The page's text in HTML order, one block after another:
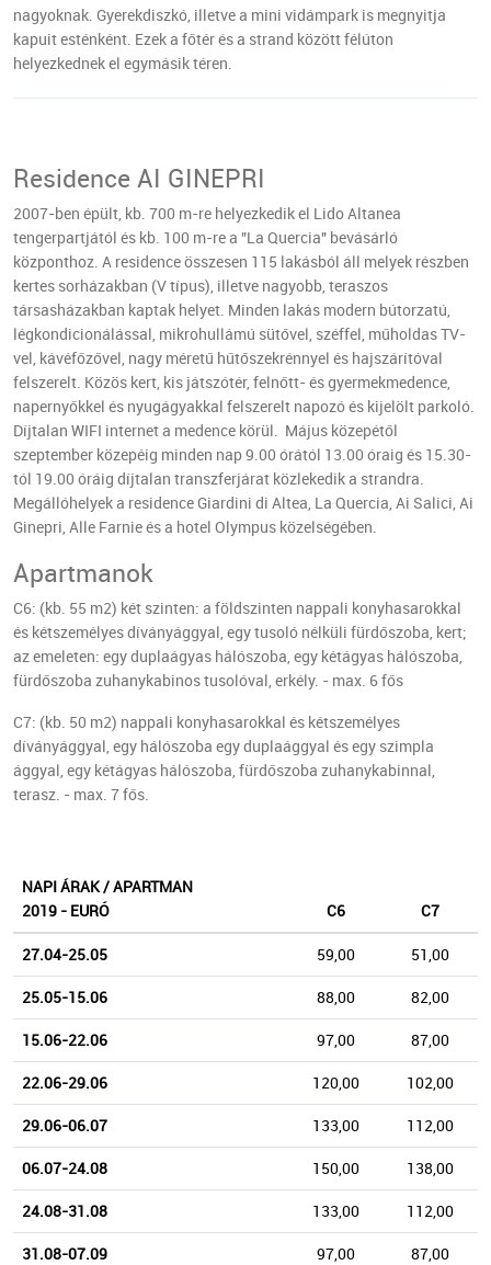
nagyoknak. Gyerekdiszkó, illetve a mini vidámpark is megnyitja
kapuit esténként. Ezek a főtér és a strand között félúton
helyezkednek el egymásik téren.
Residence AI GINEPRI
2007-ben épült, kb. 700 m-re helyezkedik el Lido Altanea
tengerpartjától és kb. 100 m-re a "La Quercia" bevásárló
központhoz. A residence összesen 115 lakásból áll melyek részben
kertes sorházakban (V típus), illetve nagyobb, teraszos
társasházakban kaptak helyet. Minden lakás modern bútorzatú,
légkondicionálással, mikrohullámú sütővel, széffel, műholdas TV-
vel, kávéfőzővel, nagy méretű hűtőszekrénnyel és hajszárítóval
felszerelt. Közös kert, kis játszótér, felnőtt- és gyermekmedence,
napernyőkkel és nyugágyakkal felszerelt napozó és kijelölt parkoló.
Díjtalan WIFI internet a medence körül. Május közepétől
szeptember közepéig minden nap 9.00 órától 13.00 óraig és 15.30-
tól 19.00 óráig díjtalan transzferjárat közlekedik a strandra.
Megállóhelyek a residence Giardini di Altea, La Quercia, Ai Salici, Ai
Ginepri, Alle Farnie és a hotel Olympus közelségében.
Apartmanok
C6: (kb. 55 m2) két szinten: a földszinten nappali konyhasarokkal
és kétszemélyes díványággyal, egy tusoló nélküli fürdőszoba, kert;
az emeleten: egy duplaágyas hálószoba, egy kétágyas hálószoba,
fürdőszoba zuhanykabinos tusolóval, erkély. - max. 6 fős
C7: (kb. 50 m2) nappali konyhasarokkal és kétszemélyes
díványággyal, egy hálószoba egy duplaággyal és egy szimpla
ággyal, egy kétágyas hálószoba, fürdőszoba zuhanykabinnal,
terasz. - max. 7 fős.
NAPI ÁRAK / APARTMAN
2019 - EURÓ
C6 C7
27.04-25.05 59,00 51,00
25.05-15.06 88,00 82,00
15.06-22.06 97,00 87,00
22.06-29.06 120,00 102,00
29.06-06.07 133,00 112,00
06.07-24.08 150,00 138,00
24.08-31.08 133,00 112,00
31.08-07.09 97,00 87,00